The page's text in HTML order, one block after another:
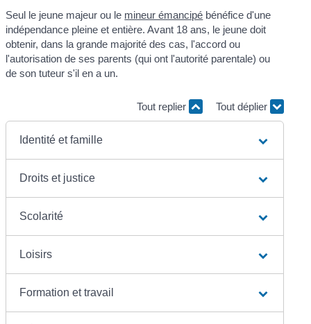
Seul le jeune majeur ou le mineur émancipé bénéfice d'une
indépendance pleine et entière. Avant 18 ans, le jeune doit
obtenir, dans la grande majorité des cas, l'accord ou
l'autorisation de ses parents (qui ont l'autorité parentale) ou
de son tuteur s'il en a un.
Tout replier Tout déplier
Identité et famille
Droits et justice
Scolarité
Loisirs
Formation et travail